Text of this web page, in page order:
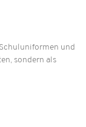
und
sondern als